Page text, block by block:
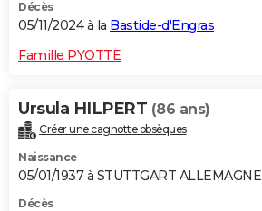
Décès
05/11/2024 à la Bastide-d'Engras
Famille PYOTTE
Ursula HILPERT (86 ans)
Créer une cagnotte obsèques
Naissance
05/01/1937 à STUTTGART ALLEMAGNE
Décès